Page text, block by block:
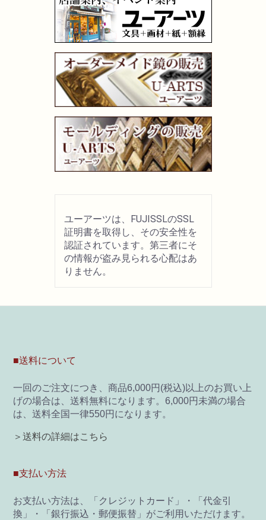
ユーアーツは、FUJISSLのSSL
証明書を取得し、その安全性を
認証されています。第三者にそ
の情報が盗み見られる心配はあ
りません。
■送料について
一回のご注文につき、商品6,000円(税込)以上のお買い上
げの場合は、送料無料になります。6,000円未満の場合
は、送料全国一律550円になります。
＞送料の詳細はこちら
■支払い方法
お支払い方法は、「クレジットカード」・「代金引
換」・「銀行振込・郵便振替」がご利用いただけます。
水彩色鉛筆
パステル
ペン・マーカー
インク
鉛筆・木炭
筆
画材用具
雑貨